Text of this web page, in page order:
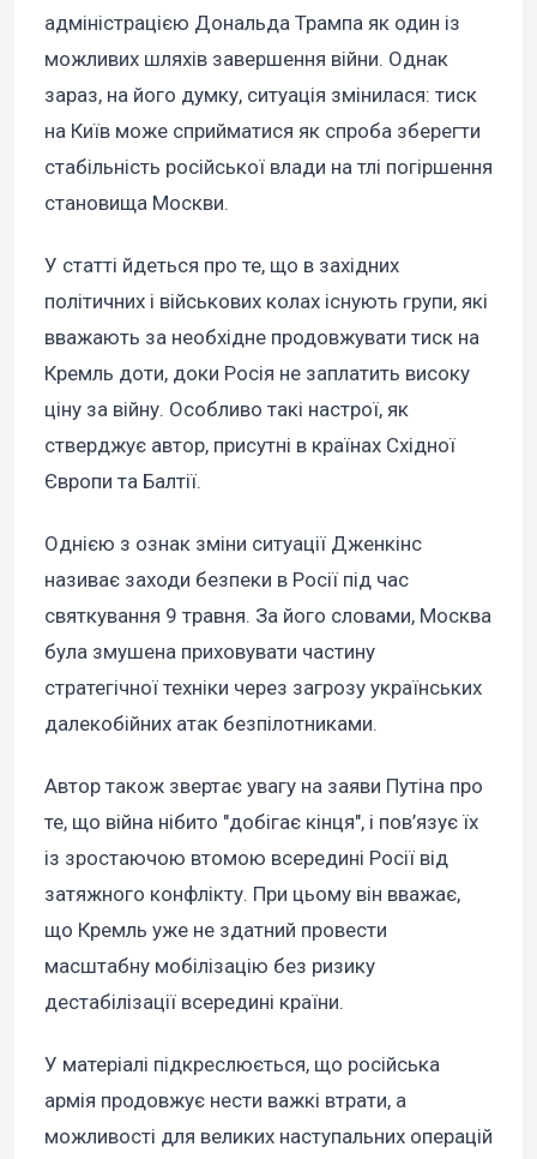
адміністрацією Дональда Трампа як один із
можливих шляхів завершення війни. Однак
зараз, на його думку, ситуація змінилася: тиск
на Київ може сприйматися як спроба зберегти
стабільність російської влади на тлі погіршення
становища Москви.
У статті йдеться про те, що в західних
політичних і військових колах існують групи, які
вважають за необхідне продовжувати тиск на
Кремль доти, доки Росія не заплатить високу
ціну за війну. Особливо такі настрої, як
стверджує автор, присутні в країнах Східної
Європи та Балтії.
Однією з ознак зміни ситуації Дженкінс
називає заходи безпеки в Росії під час
святкування 9 травня. За його словами, Москва
була змушена приховувати частину
стратегічної техніки через загрозу українських
далекобійних атак безпілотниками.
Автор також звертає увагу на заяви Путіна про
те, що війна нібито "добігає кінця", і пов’язує їх
із зростаючою втомою всередині Росії від
затяжного конфлікту. При цьому він вважає,
що Кремль уже не здатний провести
масштабну мобілізацію без ризику
дестабілізації всередині країни.
У матеріалі підкреслюється, що російська
армія продовжує нести важкі втрати, а
можливості для великих наступальних операцій